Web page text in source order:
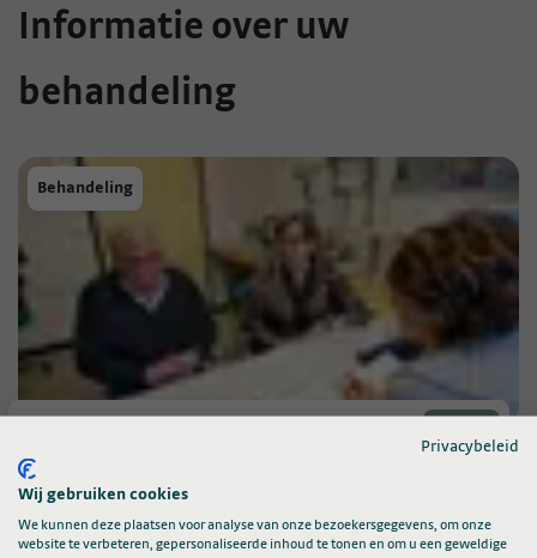
Informatie over uw
behandeling
Behandeling
Behandeling
Privacybeleid
Wij gebruiken cookies
We kunnen deze plaatsen voor analyse van onze bezoekersgegevens, om onze
website te verbeteren, gepersonaliseerde inhoud te tonen en om u een geweldige